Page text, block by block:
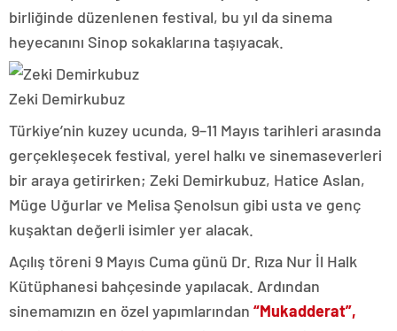
birliğinde düzenlenen festival, bu yıl da sinema
heyecanını Sinop sokaklarına taşıyacak.
Zeki Demirkubuz
Türkiye’nin kuzey ucunda, 9–11 Mayıs tarihleri arasında
gerçekleşecek festival, yerel halkı ve sinemaseverleri
bir araya getirirken; Zeki Demirkubuz, Hatice Aslan,
Müge Uğurlar ve Melisa Şenolsun gibi usta ve genç
kuşaktan değerli isimler yer alacak.
Açılış töreni 9 Mayıs Cuma günü Dr. Rıza Nur İl Halk
Kütüphanesi bahçesinde yapılacak. Ardından
sinemamızın en özel yapımlarından “Mukadderat”,